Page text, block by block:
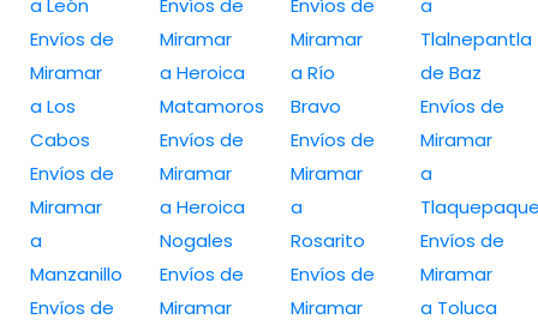
a León
Envíos de
Miramar
a Los
Cabos
Envíos de
Miramar
a
Manzanillo
Envíos de
Envíos de
Miramar
a Heroica
Matamoros
Envíos de
Miramar
a Heroica
Nogales
Envíos de
Miramar
Envíos de
Miramar
a Río
Bravo
Envíos de
Miramar
a
Rosarito
Envíos de
Miramar
a
Tlalnepantla
de Baz
Envíos de
Miramar
a
Envíos de
Miramar
a Toluca